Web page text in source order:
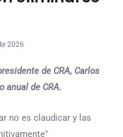
2026
de CRA, Carlos
anual de CRA.